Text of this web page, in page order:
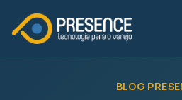
BLOG